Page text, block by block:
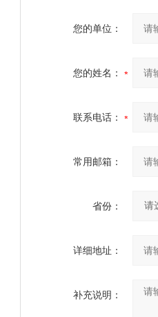
您的单位：
您的姓名：
联系电话：
常用邮箱：
省份：
详细地址：
补充说明：